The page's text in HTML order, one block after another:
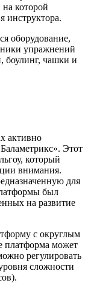
которой
инструктора.
оборудование,
упражнений
боулинг, чашки и
активно
Этот
который
внимания.
для
был
на развитие
с округлым
платформа может
регулировать
сложности